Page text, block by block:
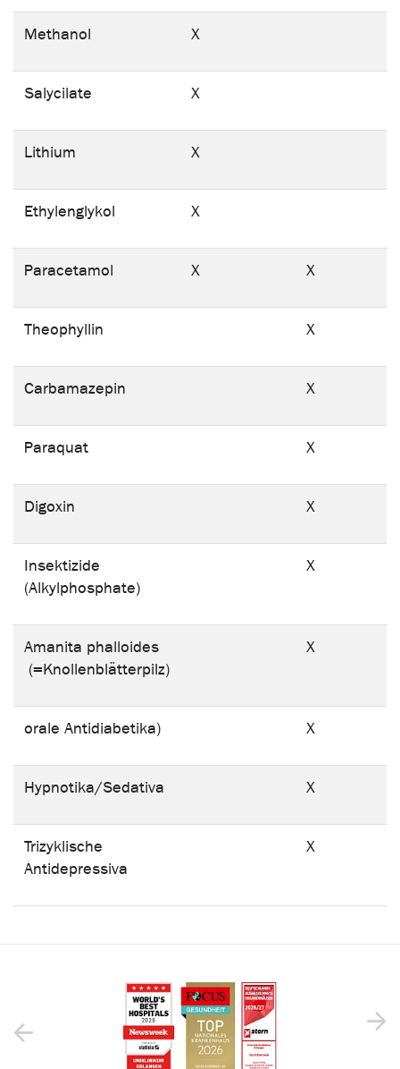
Methanol X
Salycilate X
Lithium X
Ethylenglykol X
Paracetamol X X
Theophyllin X
Carbamazepin X
Paraquat X
Digoxin X
Insektizide
(Alkylphosphate)
X
Amanita phalloides
(=Knollenblätterpilz)
X
orale Antidiabetika) X
Hypnotika/Sedativa X
Trizyklische
Antidepressiva
X